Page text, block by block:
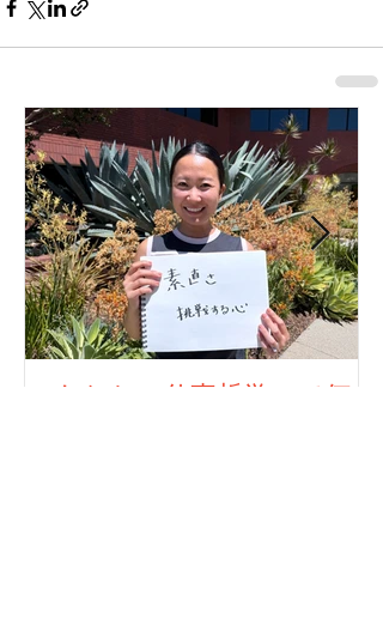
あなたの仕事哲学って何で